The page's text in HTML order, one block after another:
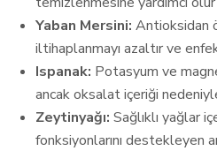
Yaban Mersini: Antioksidan
iltihaplanmayı azaltır ve
Ispanak: Potasyum ve
ancak oksalat içeriği
Zeytinyağı: Sağlıklı yağlar
fonksiyonlarını